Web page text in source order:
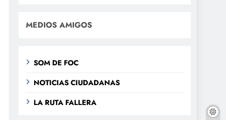
MEDIOS AMIGOS
SOM DE FOC
NOTICIAS CIUDADANAS
LA RUTA FALLERA